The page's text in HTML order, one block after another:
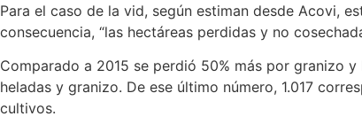
Para el caso de la vid, según estiman desde Acovi,
consecuencia, “las hectáreas perdidas y no
Comparado a 2015 se perdió 50% más por granizo
heladas y granizo. De ese último número, 1.017
cultivos.